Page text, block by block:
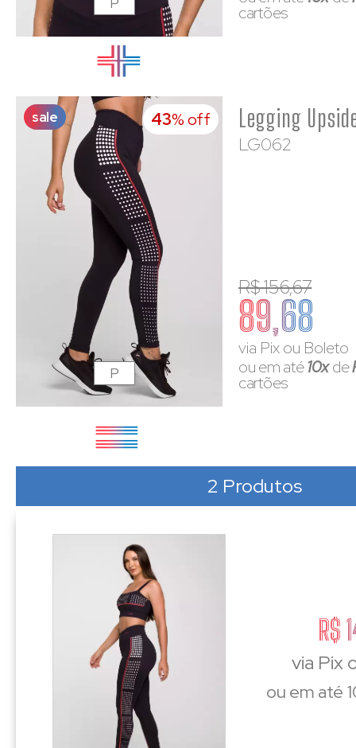
cartões
sale 43% off
LG062
R$ 156,67
89,68
via Pix ou Boleto
ou em até10xde
cartões
P
2 Produtos
R$
via Pix
ou em até